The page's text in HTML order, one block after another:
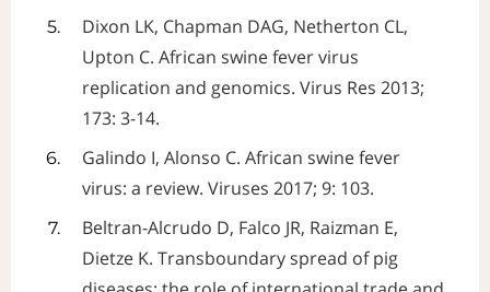
Dixon LK, Chapman DAG, Netherton CL,
Upton C. African swine fever virus
replication and genomics. Virus Res 2013;
173: 3-14.
Galindo I, Alonso C. African swine fever
virus: a review. Viruses 2017; 9: 103.
Beltran-Alcrudo D, Falco JR, Raizman E,
Dietze K. Transboundary spread of pig